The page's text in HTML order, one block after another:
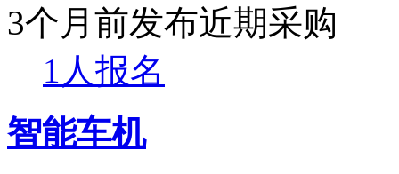
3个月前发布近期采购
1人报名
智能车机